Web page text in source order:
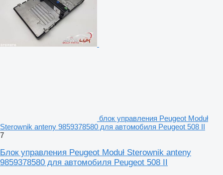
блок управления Peugeot Moduł
Sterownik anteny 9859378580 для автомобиля Peugeot 508 II
7
Блок управления Peugeot Moduł Sterownik anteny
9859378580 для автомобиля Peugeot 508 II